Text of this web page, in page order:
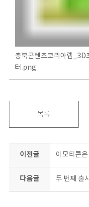
충북콘텐츠코리아랩_3D
터.png
목록
이전글
다음글